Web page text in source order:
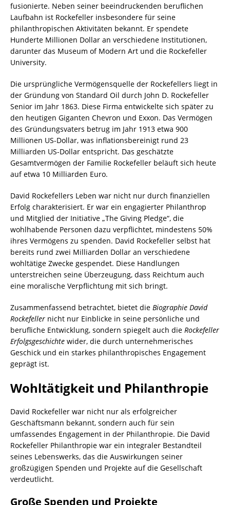
fusionierte. Neben seiner beeindruckenden beruflichen
Laufbahn ist Rockefeller insbesondere für seine
philanthropischen Aktivitäten bekannt. Er spendete
Hunderte Millionen Dollar an verschiedene Institutionen,
darunter das Museum of Modern Art und die Rockefeller
University.
Die ursprüngliche Vermögensquelle der Rockefellers liegt in
der Gründung von Standard Oil durch John D. Rockefeller
Senior im Jahr 1863. Diese Firma entwickelte sich später zu
den heutigen Giganten Chevron und Exxon. Das Vermögen
des Gründungsvaters betrug im Jahr 1913 etwa 900
Millionen US-Dollar, was inflationsbereinigt rund 23
Milliarden US-Dollar entspricht. Das geschätzte
Gesamtvermögen der Familie Rockefeller beläuft sich heute
auf etwa 10 Milliarden Euro.
David Rockefellers Leben war nicht nur durch finanziellen
Erfolg charakterisiert. Er war ein engagierter Philanthrop
und Mitglied der Initiative „The Giving Pledge“, die
wohlhabende Personen dazu verpflichtet, mindestens 50%
ihres Vermögens zu spenden. David Rockefeller selbst hat
bereits rund zwei Milliarden Dollar an verschiedene
wohltätige Zwecke gespendet. Diese Handlungen
unterstreichen seine Überzeugung, dass Reichtum auch
eine moralische Verpflichtung mit sich bringt.
Zusammenfassend betrachtet, bietet die Biographie David
Rockefeller nicht nur Einblicke in seine persönliche und
berufliche Entwicklung, sondern spiegelt auch die Rockefeller
Erfolgsgeschichte wider, die durch unternehmerisches
Geschick und ein starkes philanthropisches Engagement
geprägt ist.
Wohltätigkeit und Philanthropie
David Rockefeller war nicht nur als erfolgreicher
Geschäftsmann bekannt, sondern auch für sein
umfassendes Engagement in der Philanthropie. Die David
Rockefeller Philanthropie war ein integraler Bestandteil
seines Lebenswerks, das die Auswirkungen seiner
großzügigen Spenden und Projekte auf die Gesellschaft
verdeutlicht.
Große Spenden und Projekte